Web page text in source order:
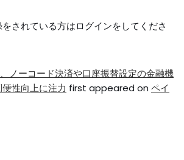
されている方はログインをしてくださ
ノーコード決済や口座振替設定の金融機
性向上に注力 first appeared on ペイ